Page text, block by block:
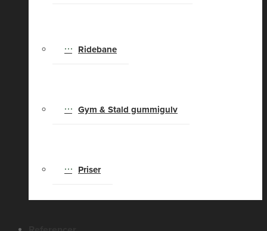
Ridebane
Gym & Stald gummigulv
Priser